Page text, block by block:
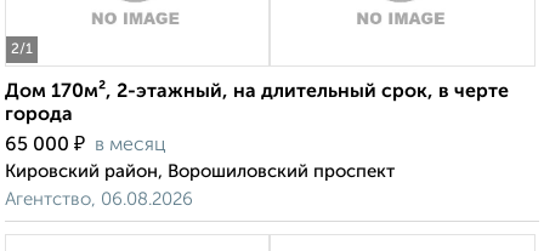
2/1
Дом 170м², 2-этажный, на длительный срок, в черте
города
65 000 ₽ в месяц
Кировский район, Ворошиловский проспект
Агентство, 06.08.2026